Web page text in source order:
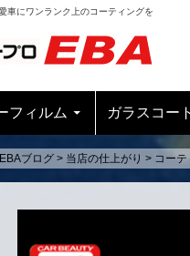
車にワンランク上のコーティングを
フィルム ガラスコート
EBAブログ > 当店の仕上がり > コー